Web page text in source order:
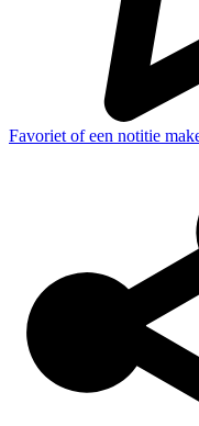
Favoriet of een notitie